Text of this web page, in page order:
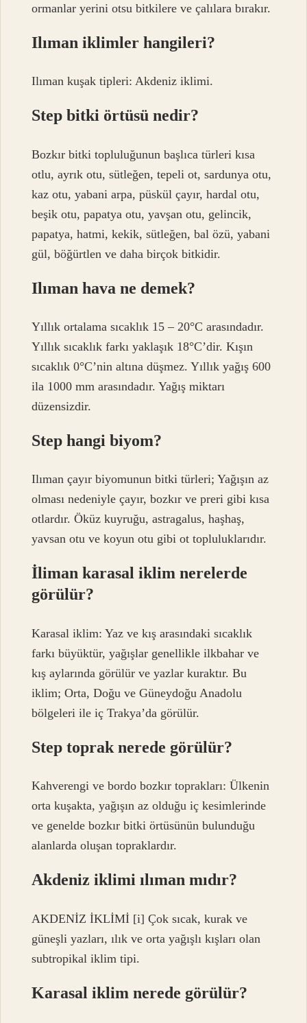
ormanlar yerini otsu bitkilere ve çalılara bırakır.
Ilıman iklimler hangileri?
Ilıman kuşak tipleri: Akdeniz iklimi.
Step bitki örtüsü nedir?
Bozkır bitki topluluğunun başlıca türleri kısa
otlu, ayrık otu, sütleğen, tepeli ot, sardunya otu,
kaz otu, yabani arpa, püskül çayır, hardal otu,
beşik otu, papatya otu, yavşan otu, gelincik,
papatya, hatmi, kekik, sütleğen, bal özü, yabani
gül, böğürtlen ve daha birçok bitkidir.
Ilıman hava ne demek?
Yıllık ortalama sıcaklık 15 – 20°C arasındadır.
Yıllık sıcaklık farkı yaklaşık 18°C’dir. Kışın
sıcaklık 0°C’nin altına düşmez. Yıllık yağış 600
ila 1000 mm arasındadır. Yağış miktarı
düzensizdir.
Step hangi biyom?
Ilıman çayır biyomunun bitki türleri; Yağışın az
olması nedeniyle çayır, bozkır ve preri gibi kısa
otlardır. Öküz kuyruğu, astragalus, haşhaş,
yavsan otu ve koyun otu gibi ot topluluklarıdır.
İliman karasal iklim nerelerde
görülür?
Karasal iklim: Yaz ve kış arasındaki sıcaklık
farkı büyüktür, yağışlar genellikle ilkbahar ve
kış aylarında görülür ve yazlar kuraktır. Bu
iklim; Orta, Doğu ve Güneydoğu Anadolu
bölgeleri ile iç Trakya’da görülür.
Step toprak nerede görülür?
Kahverengi ve bordo bozkır toprakları: Ülkenin
orta kuşakta, yağışın az olduğu iç kesimlerinde
ve genelde bozkır bitki örtüsünün bulunduğu
alanlarda oluşan topraklardır.
Akdeniz iklimi ılıman mıdır?
AKDENİZ İKLİMİ [i] Çok sıcak, kurak ve
güneşli yazları, ılık ve orta yağışlı kışları olan
subtropikal iklim tipi.
Karasal iklim nerede görülür?